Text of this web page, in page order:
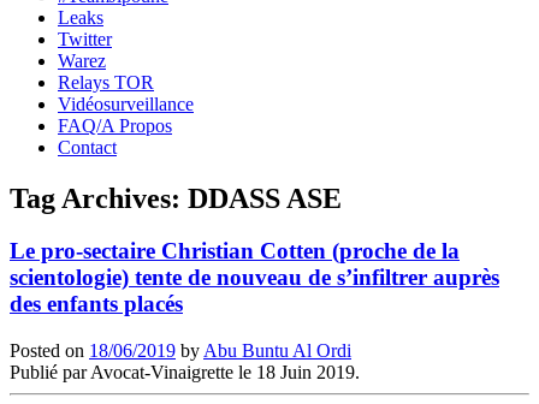
Leaks
Twitter
Warez
Relays TOR
Vidéosurveillance
FAQ/A Propos
Contact
Tag Archives: DDASS ASE
Le pro-sectaire Christian Cotten (proche de la
scientologie) tente de nouveau de s’infiltrer auprès
des enfants placés
Posted on 18/06/2019 by Abu Buntu Al Ordi
Publié par Avocat-Vinaigrette le 18 Juin 2019.